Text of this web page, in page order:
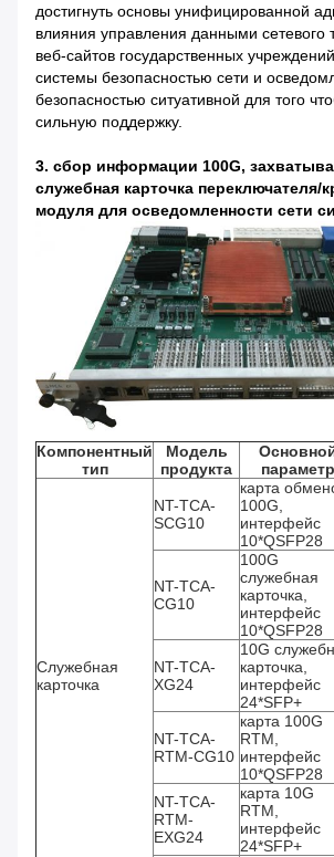
достигнуть основы унифицированной
влияния управления данными сетевого
веб-сайтов государственных
системы безопасностью сети и
безопасностью ситуативной для того
сильную поддержку.
3. сбор информации 100G,
служебная карточка переключателя/
модуля для осведомленности сети
Компонентный
тип
Модель
продукта
параметр
Служебная
карточка
NT-TCA-
SCG10
карта
100G,
интерфейс
10*QSFP28
NT-TCA-
CG10
100G
служебная
карточка,
интерфейс
10*QSFP28
NT-TCA-
XG24
10G
карточка,
интерфейс
24*SFP+
NT-TCA-
RTM-CG10
карта 100G
RTM,
интерфейс
10*QSFP28
NT-TCA-
RTM-
EXG24
карта 10G
RTM,
интерфейс
24*SFP+